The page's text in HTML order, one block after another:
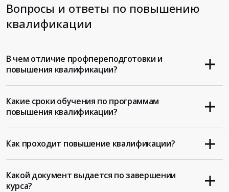
Вопросы и ответы по повышению
квалификации
В чем отличие профпереподготовки и
повышения квалификации?
Какие сроки обучения по программам
повышения квалификации?
Как проходит повышение квалификации?
Какой документ выдается по завершении
курса?